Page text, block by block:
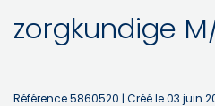
zorgkundige
Référence 5860520 | Créé le 03 juin